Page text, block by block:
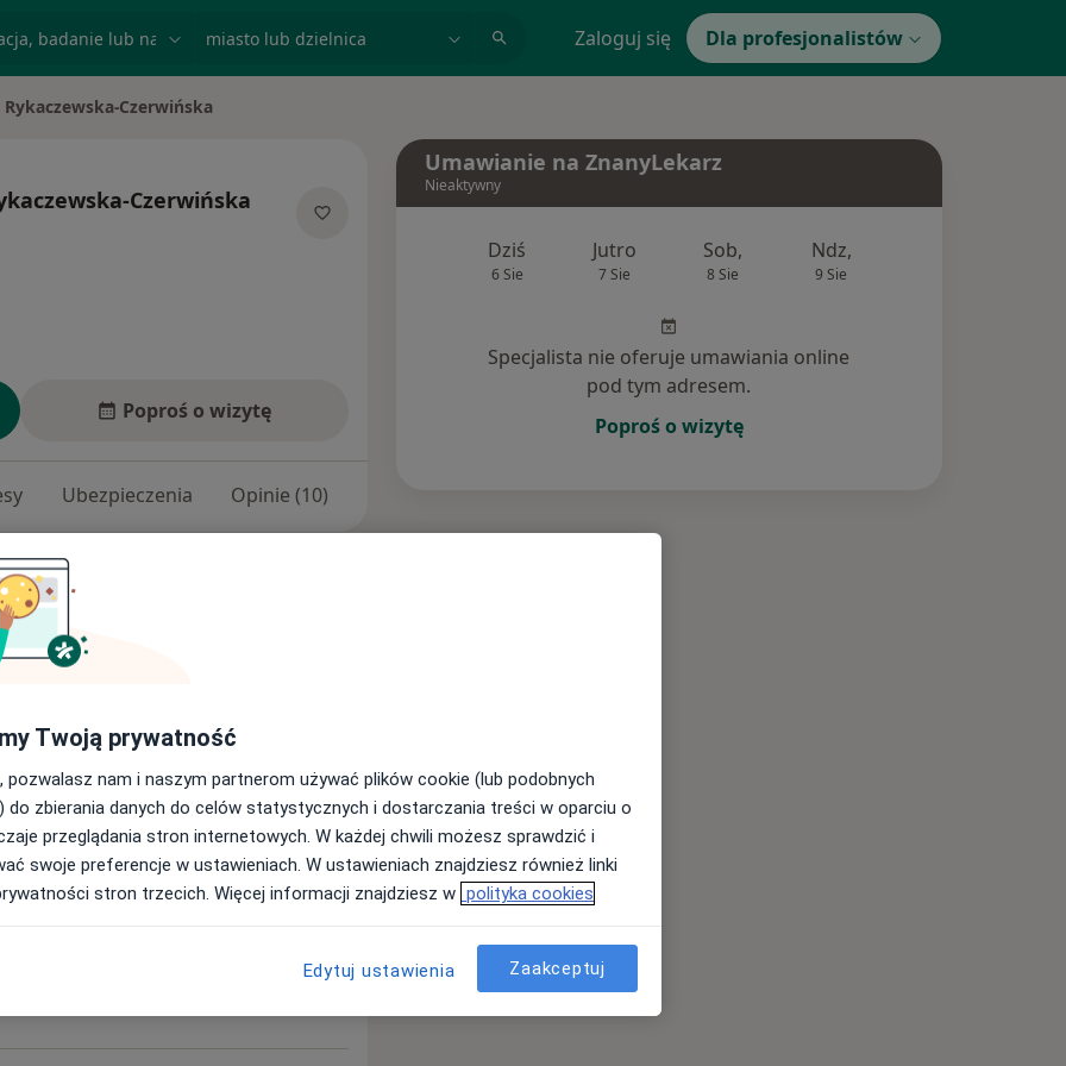
Zaloguj się Dla profesjonalistów
Czerwińska
Czerwińska
Poproś o wizytę
Ubezpieczenia Opinie (10)
Arytmia
Niewydolność serca
Umawianie na ZnanyLekarz
Nieaktywny
Dziś
6 Sie
Jutro
7 Sie
Sob,
8 Sie
Ndz,
9 Sie
Specjalista nie oferuje umawiania online
pod tym adresem.
Poproś o wizytę
Twoją prywatność
pozwalasz nam i naszym partnerom używać plików cookie (lub podobnych
do zbierania danych do celów statystycznych i dostarczania treści w oparciu o
przeglądania stron internetowych. W każdej chwili możesz sprawdzić i
swoje preferencje w ustawieniach. W ustawieniach znajdziesz również linki
stron trzecich. Więcej informacji znajdziesz w polityka cookies
Edytuj ustawienia Zaakceptuj